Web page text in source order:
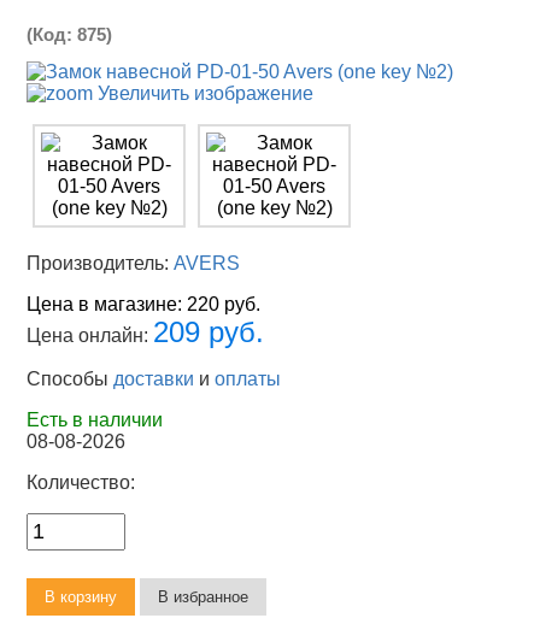
(Код:875)
Увеличить изображение
Производитель:AVERS
Цена в магазине: 220 руб.
Цена онлайн: 209 руб.
Способы доставки иоплаты
Есть в наличии
08-08-2026
Количество: